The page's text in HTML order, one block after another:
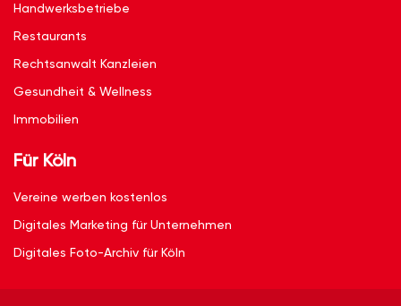
Handwerksbetriebe
Restaurants
Rechtsanwalt Kanzleien
Gesundheit & Wellness
Immobilien
Für Köln
Vereine werben kostenlos
Digitales Marketing für Unternehmen
Digitales Foto-Archiv für Köln